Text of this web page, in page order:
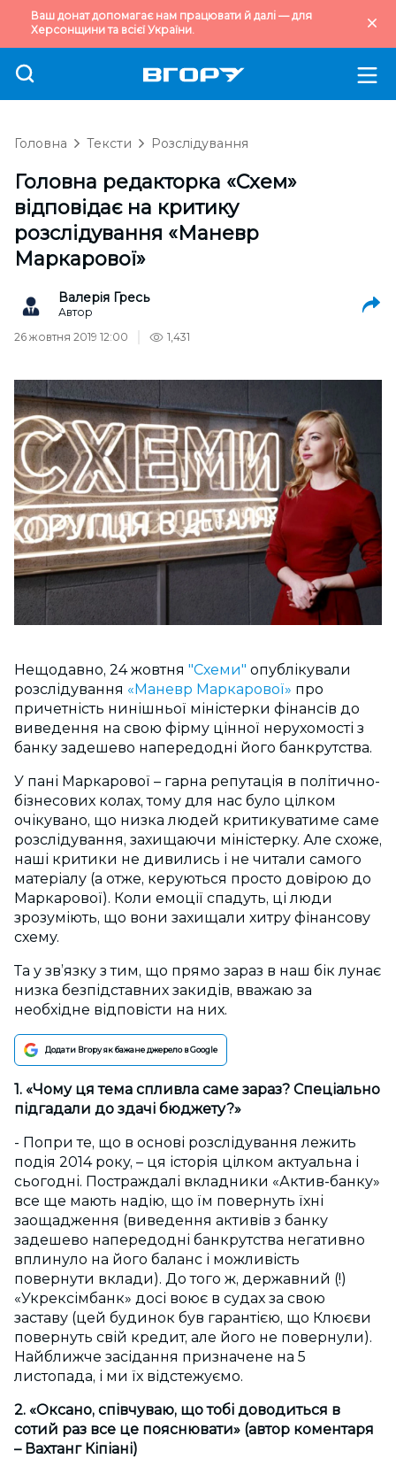
Ваш донат допомагає нам працювати й далі — для
Херсонщини та всієї України.
Головна Тексти Розслідування
Головна редакторка «Схем»
відповідає на критику
розслідування «Маневр
Маркарової»
Валерія Гресь
Автор
26 жовтня 2019 12:00
1,431
Нещодавно, 24 жовтня "Схеми" опублікували
розслідування «Маневр Маркарової» про
причетність нинішньої міністерки фінансів до
виведення на свою фірму цінної нерухомості з
банку задешево напередодні його банкрутства.
У пані Маркарової – гарна репутація в політично-
бізнесових колах, тому для нас було цілком
очікувано, що низка людей критикуватиме саме
розслідування, захищаючи міністерку. Але схоже,
наші критики не дивились і не читали самого
матеріалу (а отже, керуються просто довірою до
Маркарової). Коли емоції спадуть, ці люди
зрозуміють, що вони захищали хитру фінансову
схему.
Та у зв’язку з тим, що прямо зараз в наш бік лунає
низка безпідставних закидів, вважаю за
необхідне відповісти на них.
Додати Вгору як бажане джерело в Google
1. «Чому ця тема спливла саме зараз? Спеціально
підгадали до здачі бюджету?»
- Попри те, що в основі розслідування лежить
подія 2014 року, – ця історія цілком актуальна і
сьогодні. Постраждалі вкладники «Актив-банку»
все ще мають надію, що їм повернуть їхні
заощадження (виведення активів з банку
задешево напередодні банкрутства негативно
вплинуло на його баланс і можливість
повернути вклади). До того ж, державний (!)
«Укрексімбанк» досі воює в судах за свою
заставу (цей будинок був гарантією, що Клюєви
повернуть свій кредит, але його не повернули).
Найближче засідання призначене на 5
листопада, і ми їх відстежуємо.
2. «Оксано, співчуваю, що тобі доводиться в
сотий раз все це пояснювати» (автор коментаря
– Вахтанг Кіпіані)